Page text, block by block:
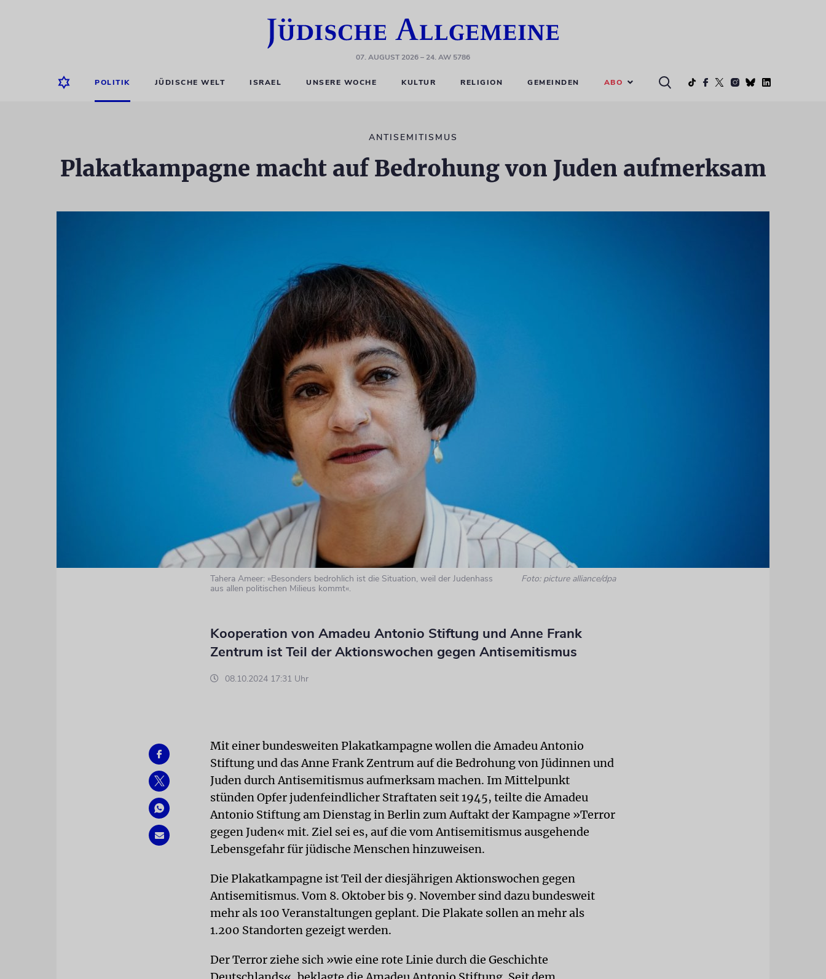
07. AUGUST 2026– 24. AW 5786
POLITIK JÜDISCHE WELT ISRAEL UNSERE WOCHE KULTUR RELIGION GEMEINDEN ABO
ANTISEMITISMUS
Plakatkampagne macht auf Bedrohung von Juden aufmerksam
Tahera Ameer: »Besonders bedrohlich ist die Situation, weil der Judenhass
aus allen politischen Milieus kommt«.
Foto: picture alliance/dpa
Kooperation von Amadeu Antonio Stiftung und Anne Frank
Zentrum ist Teil der Aktionswochen gegen Antisemitismus
08.10.2024 17:31 Uhr
Mit einer bundesweiten Plakatkampagne wollen die Amadeu Antonio
Stiftung und das Anne Frank Zentrum auf die Bedrohung von Jüdinnen und
Juden durch Antisemitismus aufmerksam machen. Im Mittelpunkt
stünden Opfer judenfeindlicher Straftaten seit 1945, teilte die Amadeu
Antonio Stiftung am Dienstag in Berlin zum Auftakt der Kampagne »Terror
gegen Juden« mit. Ziel sei es, auf die vom Antisemitismus ausgehende
Lebensgefahr für jüdische Menschen hinzuweisen.
Die Plakatkampagne ist Teil der diesjährigen Aktionswochen gegen
Antisemitismus. Vom 8. Oktober bis 9. November sind dazu bundesweit
mehr als 100 Veranstaltungen geplant. Die Plakate sollen an mehr als
1.200 Standorten gezeigt werden.
Der Terror ziehe sich »wie eine rote Linie durch die Geschichte